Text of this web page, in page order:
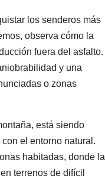
los senderos más
observa cómo la
fuera del asfalto.
y una
o zonas
está siendo
el entorno natural.
habitadas, donde la
terrenos de difícil